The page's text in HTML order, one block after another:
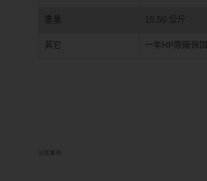
重量 15.50 公斤
其它 一年HP原廠保固
注意事項: